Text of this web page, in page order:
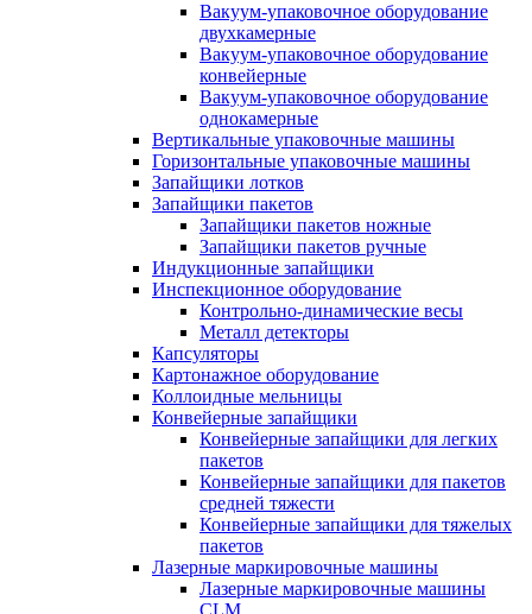
Вакуум-упаковочное оборудование
двухкамерные
Вакуум-упаковочное оборудование
конвейерные
Вакуум-упаковочное оборудование
однокамерные
Вертикальные упаковочные машины
Горизонтальные упаковочные машины
Запайщики лотков
Запайщики пакетов
Запайщики пакетов ножные
Запайщики пакетов ручные
Индукционные запайщики
Инспекционное оборудование
Контрольно-динамические весы
Металл детекторы
Капсуляторы
Картонажное оборудование
Коллоидные мельницы
Конвейерные запайщики
Конвейерные запайщики для легких
пакетов
Конвейерные запайщики для пакетов
средней тяжести
Конвейерные запайщики для тяжелых
пакетов
Лазерные маркировочные машины
Лазерные маркировочные машины
CLM